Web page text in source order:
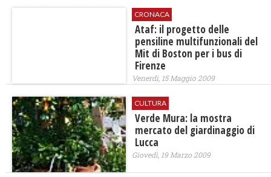
CRONACA
Ataf: il progetto delle
pensiline multifunzionali del
Mit di Boston per i bus di
Firenze
Venerdì, 15 Maggio 2009
CULTURA
Verde Mura: la mostra
mercato del giardinaggio di
Lucca
Giovedì, 19 Marzo 2009